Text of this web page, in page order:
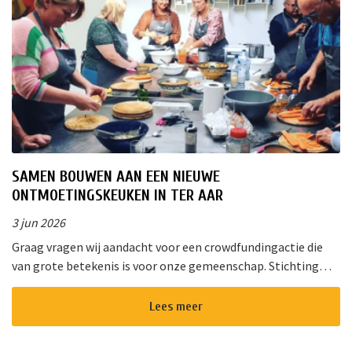
SAMEN BOUWEN AAN EEN NIEUWE
ONTMOETINGSKEUKEN IN TER AAR
3 jun 2026
Graag vragen wij aandacht voor een crowdfundingactie die
van grote betekenis is voor onze gemeenschap. Stichting
!Triggr en SPAN vormen samen een multifunctioneel
cultureel centrum waar m...Lees meer